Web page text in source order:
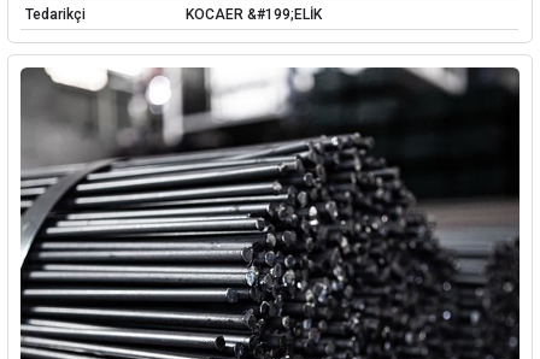
Tedarikçi
KOCAER &#199;ELİK